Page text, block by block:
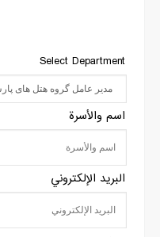
Select Department
اسم والأسرة
البريد الإلكتروني